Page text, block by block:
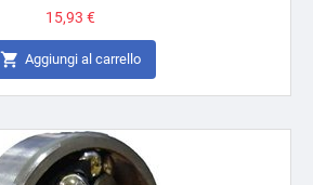
Prezzo
15,93 €
 Aggiungi al carrello